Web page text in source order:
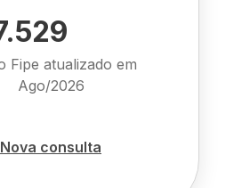
Fipe atualizado em
Ago/2026
Nova consulta